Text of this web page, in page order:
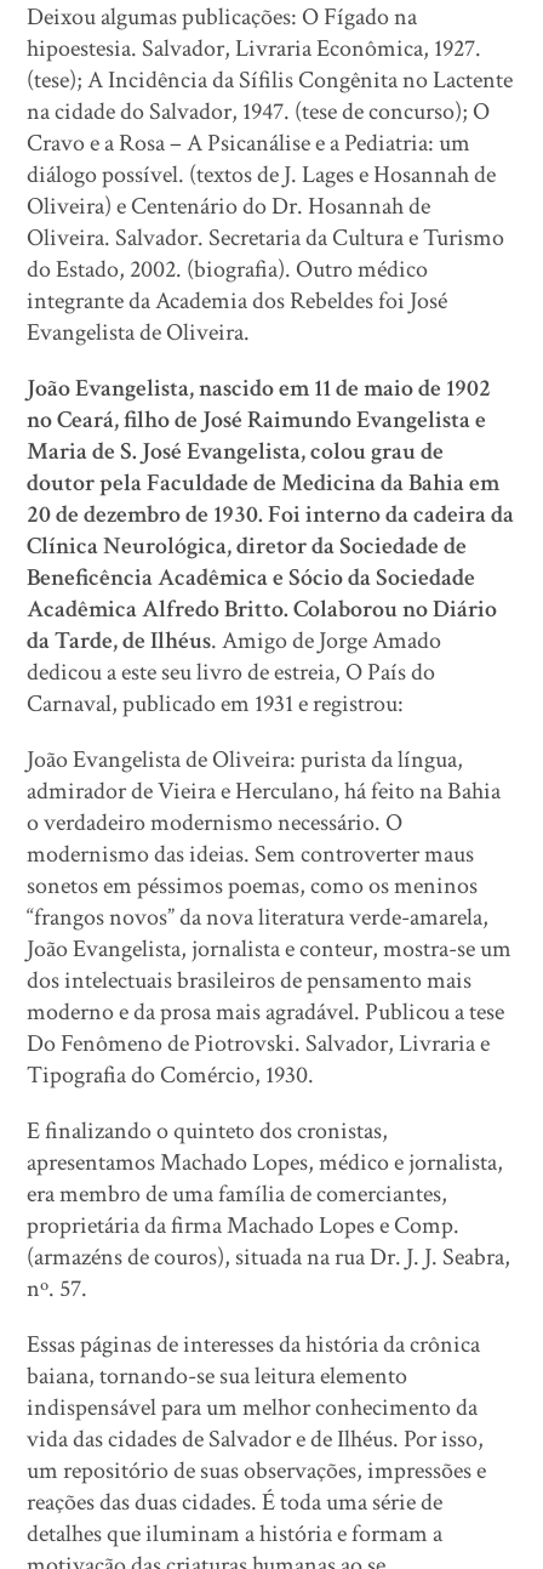
Deixou algumas publicações: O Fígado na
hipoestesia. Salvador, Livraria Econômica, 1927.
(tese); A Incidência da Sífilis Congênita no Lactente
na cidade do Salvador, 1947. (tese de concurso); O
Cravo e a Rosa – A Psicanálise e a Pediatria: um
diálogo possível. (textos de J. Lages e Hosannah de
Oliveira) e Centenário do Dr. Hosannah de
Oliveira. Salvador. Secretaria da Cultura e Turismo
do Estado, 2002. (biografia). Outro médico
integrante da Academia dos Rebeldes foi José
Evangelista de Oliveira.
João Evangelista, nascido em 11 de maio de 1902
no Ceará, filho de José Raimundo Evangelista e
Maria de S. José Evangelista, colou grau de
doutor pela Faculdade de Medicina da Bahia em
20 de dezembro de 1930. Foi interno da cadeira da
Clínica Neurológica, diretor da Sociedade de
Beneficência Acadêmica e Sócio da Sociedade
Acadêmica Alfredo Britto. Colaborou no Diário
da Tarde, de Ilhéus. Amigo de Jorge Amado
dedicou a este seu livro de estreia, O País do
Carnaval, publicado em 1931 e registrou:
João Evangelista de Oliveira: purista da língua,
admirador de Vieira e Herculano, há feito na Bahia
o verdadeiro modernismo necessário. O
modernismo das ideias. Sem controverter maus
sonetos em péssimos poemas, como os meninos
“frangos novos” da nova literatura verde-amarela,
João Evangelista, jornalista e conteur, mostra-se um
dos intelectuais brasileiros de pensamento mais
moderno e da prosa mais agradável. Publicou a tese
Do Fenômeno de Piotrovski. Salvador, Livraria e
Tipografia do Comércio, 1930.
E finalizando o quinteto dos cronistas,
apresentamos Machado Lopes, médico e jornalista,
era membro de uma família de comerciantes,
proprietária da firma Machado Lopes e Comp.
(armazéns de couros), situada na rua Dr. J. J. Seabra,
nº. 57.
Essas páginas de interesses da história da crônica
baiana, tornando-se sua leitura elemento
indispensável para um melhor conhecimento da
vida das cidades de Salvador e de Ilhéus. Por isso,
um repositório de suas observações, impressões e
reações das duas cidades. É toda uma série de
detalhes que iluminam a história e formam a